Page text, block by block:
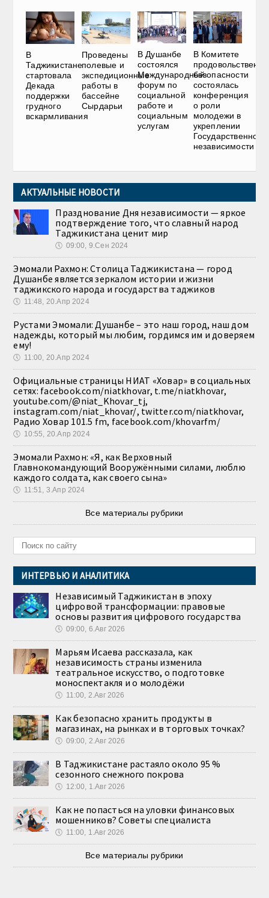
В
Таджикистане
стартовала
Декада
поддержки
грудного
вскармливания
Проведены
полевые и
экспедиционные
работы в
бассейне
Сырдарьи
В Душанбе
состоялся
Международный
форум по
социальной
работе и
социальным
услугам
В Комитете
безопасности
состоялась
конференция
о роли
молодежи в
укреплении
Государственной
независимости
АКТУАЛЬНЫЕ НОВОСТИ
Празднование Дня независимости — яркое
подтверждение того, что славный народ
Таджикистана ценит мир
🕔 09:00, 9.Сен 2024
Эмомали Рахмон: Столица Таджикистана — город
Душанбе является зеркалом истории и жизни
таджикского народа и государства таджиков
🕔 11:48, 20.Апр 2024
Рустами Эмомали: Душанбе – это наш город, наш дом
надежды, который мы любим, гордимся им и доверяем
ему!
🕔 11:00, 20.Апр 2024
Официальные страницы НИАТ «Ховар» в социальных
сетях: facebook.com/niatkhovar, t.me/niatkhovar,
youtube.com/@niat_Khovar_tj,
instagram.com/niat_khovar/, twitter.com/niatkhovar,
Радио Ховар 101.5 fm, facebook.com/khovarfm/
🕔 10:55, 20.Апр 2024
Эмомали Рахмон: «Я, как Верховный
Главнокомандующий Вооружёнными силами, люблю
каждого солдата, как своего сына»
🕔 11:51, 3.Апр 2024
Все материалы рубрики
ИНТЕРВЬЮ И АНАЛИТИКА
Независимый Таджикистан в эпоху
цифровой трансформации: правовые
основы развития цифрового государства
🕔 09:00, 6.Авг 2026
Марьям Исаева рассказала, как
независимость страны изменила
театральное искусство, о подготовке
моноспектакля и о молодёжи
🕔 11:00, 2.Авг 2026
Как безопасно хранить продукты в
магазинах, на рынках и в торговых точках?
🕔 09:00, 2.Авг 2026
В Таджикистане растаяло около 95 %
сезонного снежного покрова
🕔 12:00, 1.Авг 2026
Как не попасться на уловки финансовых
мошенников? Советы специалиста
🕔 11:00, 1.Авг 2026
Все материалы рубрики